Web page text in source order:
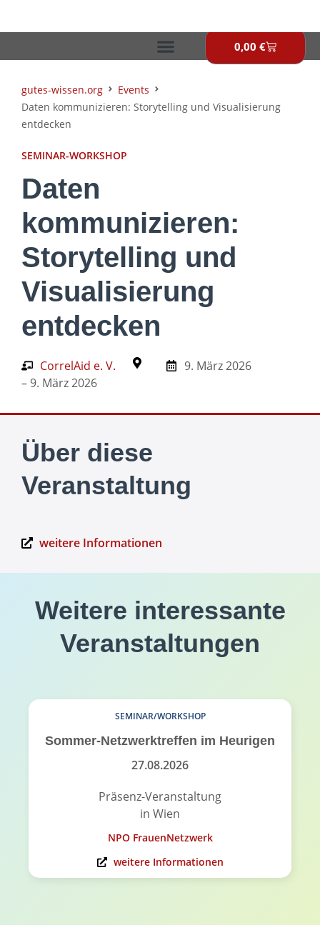
0,00 €
gutes-wissen.org
Events
Daten kommunizieren: Storytelling und Visualisierung
entdecken
SEMINAR-WORKSHOP
Daten
kommunizieren:
Storytelling und
Visualisierung
entdecken
CorrelAid e. V.
9. März 2026
– 9. März 2026
Über diese
Veranstaltung
weitere Informationen
Weitere interessante
Veranstaltungen
SEMINAR/WORKSHOP
Sommer-Netzwerktreffen im Heurigen
27.08.2026
Präsenz-Veranstaltung
in Wien
NPO FrauenNetzwerk
weitere Informationen